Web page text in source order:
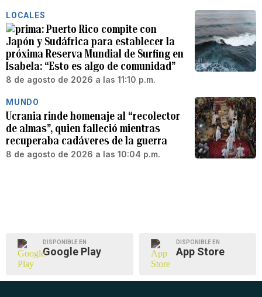
LOCALES
Puerto Rico compite con
Japón y Sudáfrica para establecer la
próxima Reserva Mundial de Surfing en
Isabela: “Esto es algo de comunidad”
8 de agosto de 2026 a las 11:10 p.m.
MUNDO
Ucrania rinde homenaje al “recolector
de almas”, quien falleció mientras
recuperaba cadáveres de la guerra
8 de agosto de 2026 a las 10:04 p.m.
DISPONIBLE EN
Google Play
DISPONIBLE EN
App Store